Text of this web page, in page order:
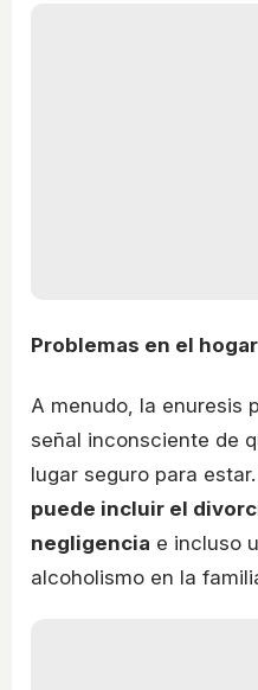
Problemas en el hogar
A menudo, la enuresis
señal inconsciente de
lugar seguro para
puede incluir el
negligencia e incluso
alcoholismo en la